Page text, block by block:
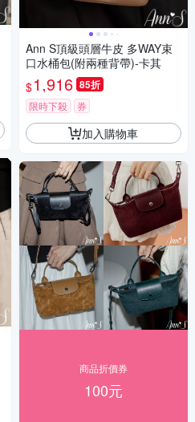
Ann S頂級頭層牛皮 多WAY束
口水桶包(附兩種背帶)-卡其
$1,916 85折
限時下殺 券
加入購物車
商品折價券
100元